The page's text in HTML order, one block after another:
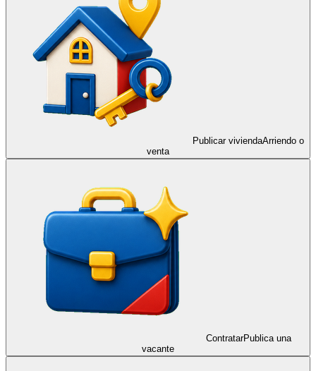
Publicar viviendaArriendo o
venta
ContratarPublica una
vacante